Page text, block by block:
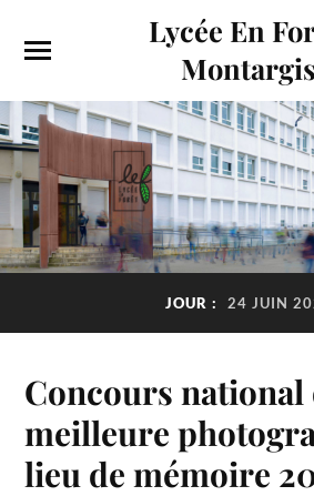
Lycée En
Montargis
JOUR : 24 JUIN
Concours national
meilleure
lieu de mémoire